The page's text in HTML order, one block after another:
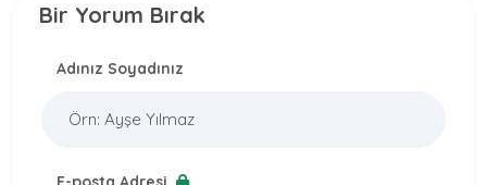
Bir Yorum Bırak
Adınız Soyadınız